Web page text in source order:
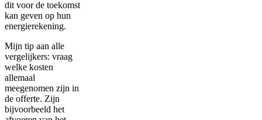
dit voor de toekomst
kan geven op hun
energierekening.
Mijn tip aan alle
vergelijkers: vraag
welke kosten
allemaal
meegenomen zijn in
de offerte. Zijn
bijvoorbeeld het